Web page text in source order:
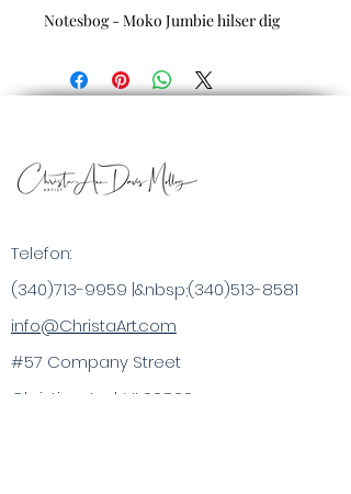
Notesbog - Moko Jumbie hilser dig
Telefon:
(340)713-9959 |&nbsp;(340)513-8581
info@ChristaArt.com
#57 Company Street
Christiansted, VI 00820